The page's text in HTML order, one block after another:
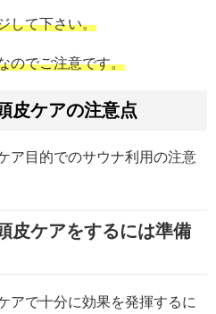
して下さい。
のでご注意です。
皮ケアの注意点
ア目的でのサウナ利用の注意
皮ケアをするには準備
アで十分に効果を発揮するに